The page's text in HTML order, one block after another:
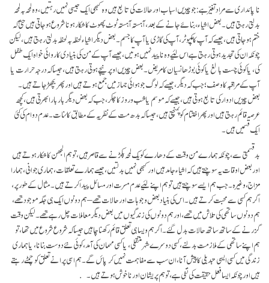
نا پائداری سے مراد تغیّر ہے: جو چیزیں اسباب اور حالات کی تابع ہیں وہ کبھی ایک جیسی نہیں رہتیں، وہ لمحہ بہ لمحہ
بدلتی رہتی ہیں۔ بعض اشیاء ، بنائے جانے کے بعد، آہستہ آہستہ ٹوٹ پھوٹ کا شکار ہونا شروع ہو جاتی ہیں حتیٰ کہ
ختم ہو جاتی ہیں، جیسے کہ آپ کا کمپیوٹر، آپ کی گاڑی یا آپ کا جسم۔ بعض دیگر اشیاء لحظہ بہ لحظہ بدلتی رہتی ہیں، لیکن
چونکہ ان کی تجدید ہوتی رہتی ہے اس لئیے وہ نا پید نہیں ہوتیں، جیسے آپ کے من کی بنیادی کاروائی خواہ ایک طفل
کی، یا کوئی چست بالغ یا کوئی بوڑھا نسیان کا مریض۔ بعض چیزیں اوپر نیچے ہوتی رہتی ہیں، جیسا کہ درجہ حرارت یا
آپ کے مراقبہ کا وصف؛ جب کہ دیگر، جیسے کہ لوگ جو ہوائی جہاز میں جمع ہوتے ہیں اور پھر بچھڑ جاتے ہیں۔
بعض چیزیں ادوار کی تابع ہوتی ہیں، جیسے کہ موسم یا شب و روز کا چکر، جب کہ بعض دیگر بار بار ابھرتی ہیں، کچھ
عرصہ قائم رہتی ہیں اور پھر اختتام کو پہنچتی ہیں، جیسا کہ بدھ مت کے نظریہ کے مطابق کائنات۔ عدم دوام کی کئی
ایک قسمیں ہیں۔
بد قسمتی سے، چونکہ ہمارے من وقت کے دھارے کو یک لمحہ پکڑنے سے قاصر ہیں، تو ہم الجھن کا شکار ہوتے ہیں
اور بعض اوقات یہ سوچتے ہیں کہ اشیاء جامد ہیں اور کبھی نہیں بدلتیں، جیسے ہمارے تعلقات، ہماری جوانی، ہمارا
مزاج، وغیرہ۔ جب ہم ایسے سوچتے ہیں تو ہم اپنے لئیے عدم مسرت اور مسائل پیدا کرتے ہیں۔ مثال کے طور پر،
اگر ہم کسی سے محبت کرتے ہیں۔ اس کی بنیاد بعض وجوہات اور حالات تھے – ہم دونوں ایک ہی جگہ موجود تھے،
ہم دونوں ساتھی کی تلاش میں تھے، اور ہم دونوں کی زندگیوں میں بعض دیگر معاملات چل رہے تھے۔ لیکن وقت
گزرنے کے ساتھ ساتھ حالات بدل گئے۔ اگر ہم ویسا ہی تعلق قائم رکھنا چاہیں جیسا کہ شروع شروع میں تھا، تو
ہم اپنے ساتھی کے ملازمت بدلنے، کسی دوسرے شہر منتقلی، یا کسی مہمان کی آمد، کوئی نئے دوست بنانا، یا ہماری
زندگی میں کسی ایسی تبدیلی کا پیش آنا، ان سب سے مفاہمت نہیں کر پائں گے۔ ہم اسی پرانے تعلق کو چمٹے رہتے
ہیں اور چونکہ ایسا فعل حقیقت کی نفی ہے، تو ہم پریشان اور نا خوش ہوتے ہیں۔